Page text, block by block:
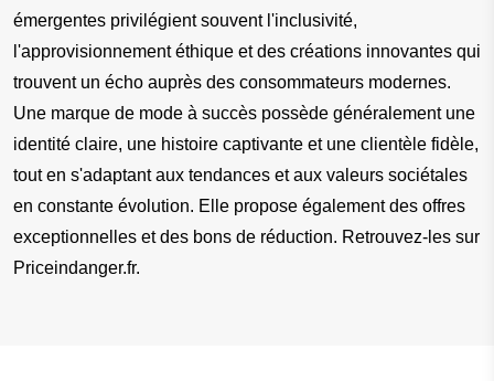
émergentes privilégient souvent l'inclusivité,
l'approvisionnement éthique et des créations innovantes qui
trouvent un écho auprès des consommateurs modernes.
Une marque de mode à succès possède généralement une
identité claire, une histoire captivante et une clientèle fidèle,
tout en s'adaptant aux tendances et aux valeurs sociétales
en constante évolution. Elle propose également des offres
exceptionnelles et des bons de réduction. Retrouvez-les sur
Priceindanger.fr.